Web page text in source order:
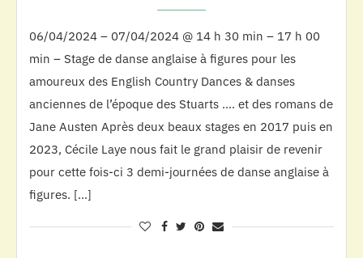
06/04/2024 – 07/04/2024 @ 14 h 30 min – 17 h 00
min – Stage de danse anglaise à figures pour les
amoureux des English Country Dances & danses
anciennes de l’époque des Stuarts …. et des romans de
Jane Austen Après deux beaux stages en 2017 puis en
2023, Cécile Laye nous fait le grand plaisir de revenir
pour cette fois-ci 3 demi-journées de danse anglaise à
figures. […]